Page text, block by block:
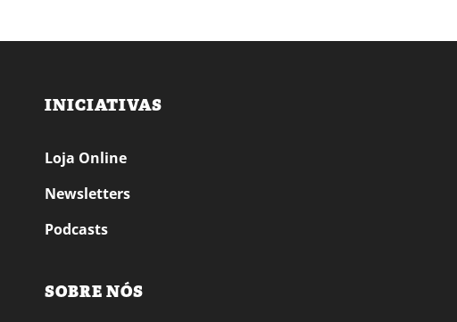
INICIATIVAS
Loja Online
Newsletters
Podcasts
SOBRE NÓS